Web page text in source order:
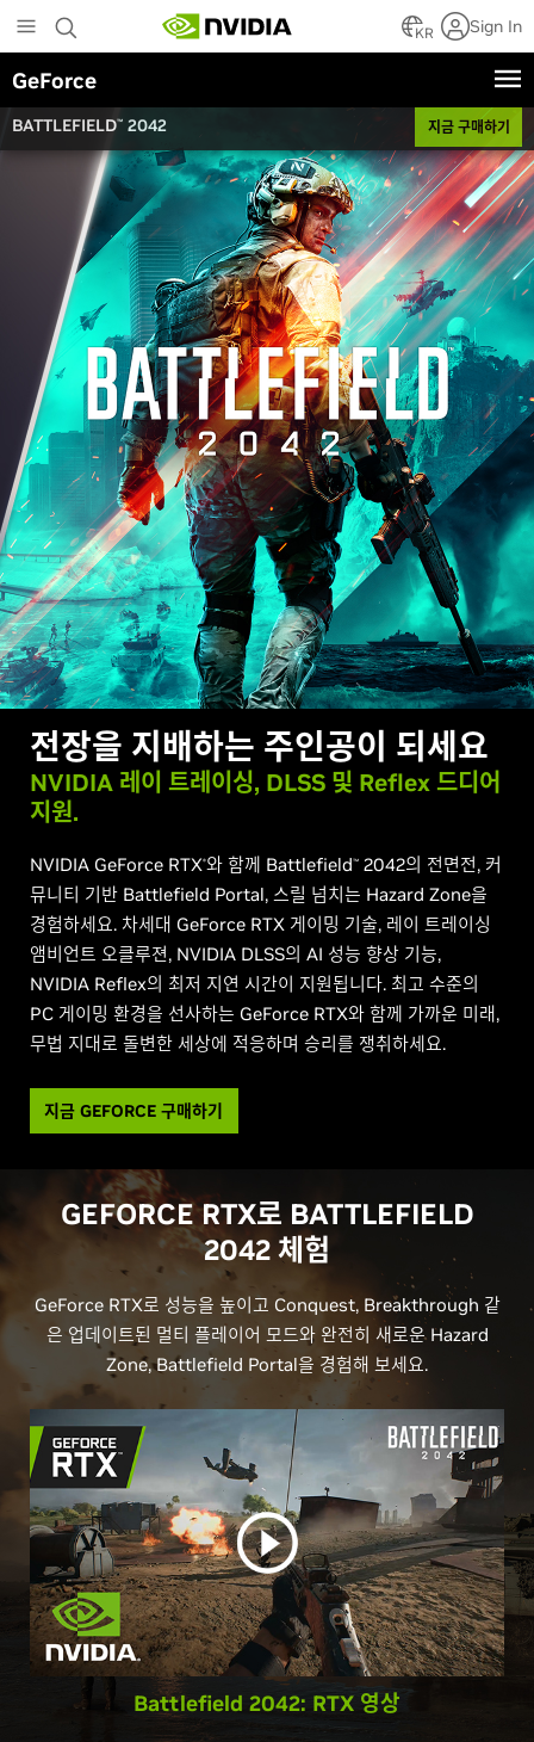
to
main
content
KR Sign In
GeForce
BATTLEFIELD™ 2042 지금 구매하기
전장을 지배하는 주인공이 되세요
NVIDIA 레이 트레이싱, DLSS 및 Reflex 드디어
지원.
NVIDIA GeForce RTX®와 함께 Battlefield™ 2042의 전면전, 커
뮤니티 기반 Battlefield Portal, 스릴 넘치는 Hazard Zone을
경험하세요. 차세대 GeForce RTX 게이밍 기술, 레이 트레이싱
앰비언트 오클루젼, NVIDIA DLSS의 AI 성능 향상 기능,
NVIDIA Reflex의 최저 지연 시간이 지원됩니다. 최고 수준의
PC 게이밍 환경을 선사하는 GeForce RTX와 함께 가까운 미래,
무법 지대로 돌변한 세상에 적응하며 승리를 쟁취하세요.
지금 GEFORCE 구매하기
GEFORCE RTX로 BATTLEFIELD
2042 체험
GeForce RTX로 성능을 높이고 Conquest, Breakthrough 같
은 업데이트된 멀티 플레이어 모드와 완전히 새로운 Hazard
Zone, Battlefield Portal을 경험해 보세요.
Battlefield 2042: RTX 영상